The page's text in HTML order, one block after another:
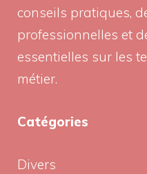
conseils pratiques,
professionnelles et
essentielles sur les
métier.
Catégories
Divers